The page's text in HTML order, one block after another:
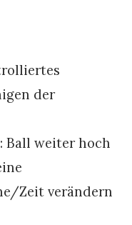
der
: Ball weiter hoch
Zeit verändern